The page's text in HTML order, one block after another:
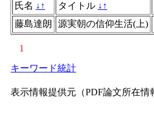
氏名 ↓ ↑ タイトル ↓ ↑
藤島達朗
源実朝の信仰生活(上)
1
キーワード統計
表示情報提供元（PDF論文所在情